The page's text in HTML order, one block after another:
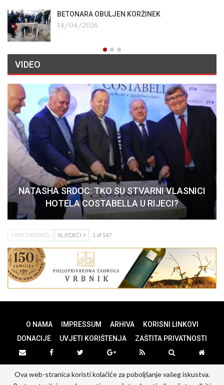
BETONARA OBULJEN KORŽINEK
14/04/2026
VIDEO
NATASHA SRDOC: TKO SU STVARNI VLASNICI
HOTELA COSTABELLA U RIJECI?
PRETHODNO SLJEDEĆI 1 of 147
O NAMA IMPRESSUM ARHIVA
KORISNI LINKOVI
DONACIJE
UVJETI KORIŠTENJA ZAŠTITA PRIVATNOSTI
© 2026 - PANOPTICUM. All Rights Reserved.
Ova web-stranica koristi kolačiće za poboljšanje vašeg iskustva.